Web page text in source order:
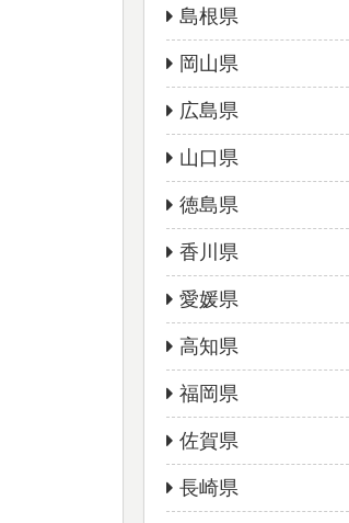
島根県
岡山県
広島県
山口県
徳島県
香川県
愛媛県
高知県
福岡県
佐賀県
長崎県